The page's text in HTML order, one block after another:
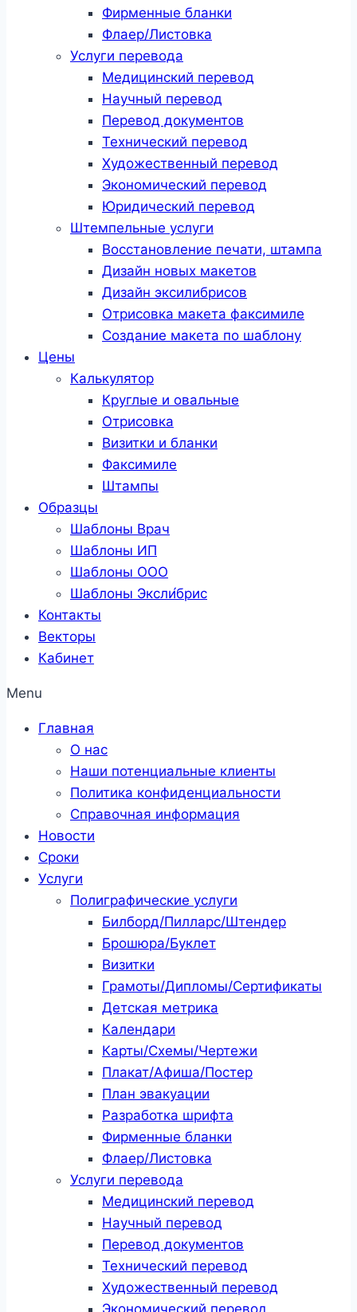
Фирменные бланки
Флаер/Листовка
Услуги перевода
Медицинский перевод
Научный перевод
Перевод документов
Технический перевод
Художественный перевод
Экономический перевод
Юридический перевод
Штемпельные услуги
Восстановление печати, штампа
Дизайн новых макетов
Дизайн эксилибрисов
Отрисовка макета факсимиле
Создание макета по шаблону
Цены
Калькулятор
Круглые и овальные
Отрисовка
Визитки и бланки
Факсимиле
Штампы
Образцы
Шаблоны Врач
Шаблоны ИП
Шаблоны ООО
Шаблоны Эксли́брис
Контакты
Векторы
Кабинет
Menu
Главная
О нас
Наши потенциальные клиенты
Политика конфиденциальности
Справочная информация
Новости
Сроки
Услуги
Полиграфические услуги
Билборд/Пилларс/Штендер
Брошюра/Буклет
Визитки
Грамоты/Дипломы/Сертификаты
Детская метрика
Календари
Карты/Схемы/Чертежи
Плакат/Афиша/Постер
План эвакуации
Разработка шрифта
Фирменные бланки
Флаер/Листовка
Услуги перевода
Медицинский перевод
Научный перевод
Перевод документов
Технический перевод
Художественный перевод
Экономический перевод